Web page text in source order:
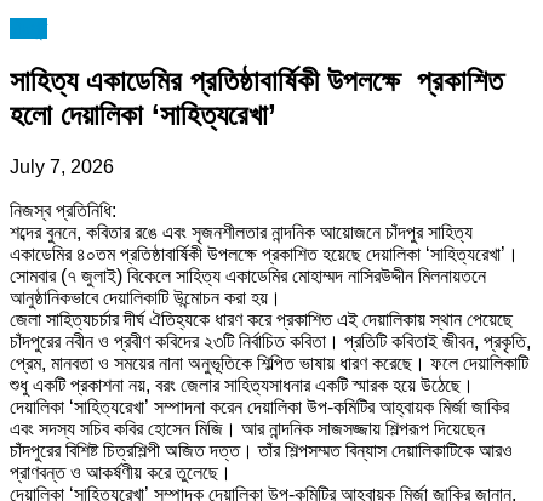
সাহিত্য একাডেমির প্রতিষ্ঠাবার্ষিকী উপলক্ষে প্রকাশিত
হলো দেয়ালিকা ‘সাহিত্যরেখা’
July 7, 2026
নিজস্ব প্রতিনিধি:
শব্দের বুননে, কবিতার রঙে এবং সৃজনশীলতার নান্দনিক আয়োজনে চাঁদপুর সাহিত্য
একাডেমির ৪০তম প্রতিষ্ঠাবার্ষিকী উপলক্ষে প্রকাশিত হয়েছে দেয়ালিকা ‘সাহিত্যরেখা’।
সোমবার (৭ জুলাই) বিকেলে সাহিত্য একাডেমির মোহাম্মদ নাসিরউদ্দীন মিলনায়তনে
আনুষ্ঠানিকভাবে দেয়ালিকাটি উন্মোচন করা হয়।
জেলা সাহিত্যচর্চার দীর্ঘ ঐতিহ্যকে ধারণ করে প্রকাশিত এই দেয়ালিকায় স্থান পেয়েছে
চাঁদপুরের নবীন ও প্রবীণ কবিদের ২৩টি নির্বাচিত কবিতা। প্রতিটি কবিতাই জীবন, প্রকৃতি,
প্রেম, মানবতা ও সময়ের নানা অনুভূতিকে শিল্পিত ভাষায় ধারণ করেছে। ফলে দেয়ালিকাটি
শুধু একটি প্রকাশনা নয়, বরং জেলার সাহিত্যসাধনার একটি স্মারক হয়ে উঠেছে।
দেয়ালিকা ‘সাহিত্যরেখা’ সম্পাদনা করেন দেয়ালিকা উপ-কমিটির আহ্বায়ক মির্জা জাকির
এবং সদস্য সচিব কবির হোসেন মিজি। আর নান্দনিক সাজসজ্জায় শিল্পরূপ দিয়েছেন
চাঁদপুরের বিশিষ্ট চিত্রশিল্পী অজিত দত্ত। তাঁর শিল্পসম্মত বিন্যাস দেয়ালিকাটিকে আরও
প্রাণবন্ত ও আকর্ষণীয় করে তুলেছে।
দেয়ালিকা ‘সাহিত্যরেখা’ সম্পাদক দেয়ালিকা উপ-কমিটির আহ্বায়ক মির্জা জাকির জানান,